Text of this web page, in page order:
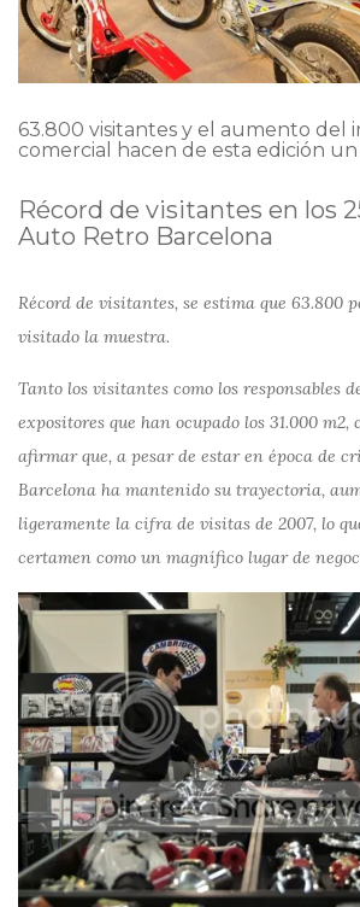
63.800 visitantes y el aumento del
comercial hacen de esta edición
Récord de visitantes en los
Auto Retro Barcelona
Récord de visitantes, se estima que 63.800
visitado la muestra.
Tanto los visitantes como los responsables
expositores que han ocupado los 31.000
afirmar que, a pesar de estar en época de
Barcelona ha mantenido su trayectoria,
ligeramente la cifra de visitas de 2007, lo
certamen como un magnífico lugar de